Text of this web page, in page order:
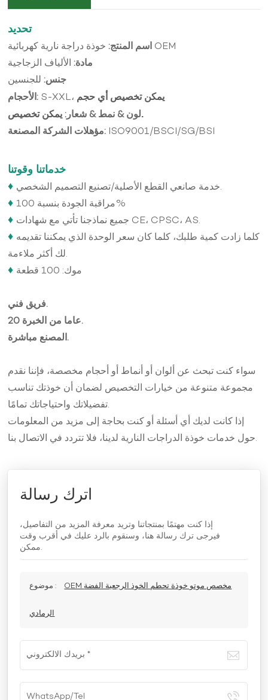
تحديد
اسم المنتج: خوذة دراجة نارية كهربائية OEM
مادة:الألياف الزجاجية
جنس: للجنسين
الأحجام: S-XXL، يمكن تخصيص أي حجم
لون & نمط & شعار: يمكن تخصيص.
مؤهلات الشركة المصنعة: ISO9001/BSCI/SG/BSI
خدماتنا وقوتنا
♦
خدمة صانعي القطع الأصلية/تصنيع التصميم الشخصي.
♦ مراقبة الجودة بنسبة 100%
♦ جميع نماذجنا تأتي مع شهادات CE، CPSC، AS.
♦ كلما زادت كمية طلبك، كلما كان سعر الوحدة الذي يمكننا تقديمه
لك أكثر ملاءمة.
♦ موك: 100 قطعة
فريق فني.
20 عاما من الخبرة.
المصنع مباشرة.
سواء كنت تبحث عن ألوان أو أنماط أو أحجام مخصصة، فإننا نقدم
مجموعة متنوعة من خيارات التخصيص لضمان أن خوذتك تناسب
تفضيلاتك واحتياجاتك تمامًا.
إذا كانت لديك أي أسئلة أو كنت بحاجة إلى مزيد من المعلومات
حول خدمات خوذة الدراجات النارية لدينا، فلا تتردد في الاتصال بنا.
اترك رسالة
إذا كنت مهتمًا بمنتجاتنا وتريد معرفة المزيد من التفاصيل،
فيرجى ترك رسالة هنا، وسنقوم بالرد عليك في أقرب وقت
ممكن.
موضوع : OEM مخصص موتو خوذة تحطم الخوذ الرجعية الفضة
الرمادي